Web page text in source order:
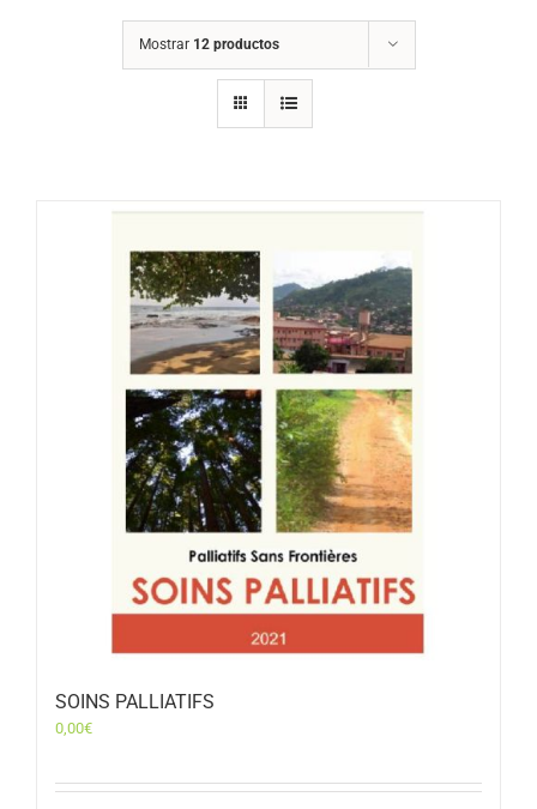
Mostrar 12 productos
SOINS PALLIATIFS
0,00€